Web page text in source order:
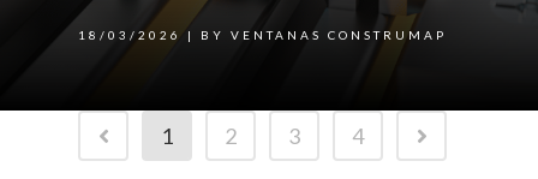
18/03/2026 | BY VENTANAS CONSTRUMAP
1 2 3 4